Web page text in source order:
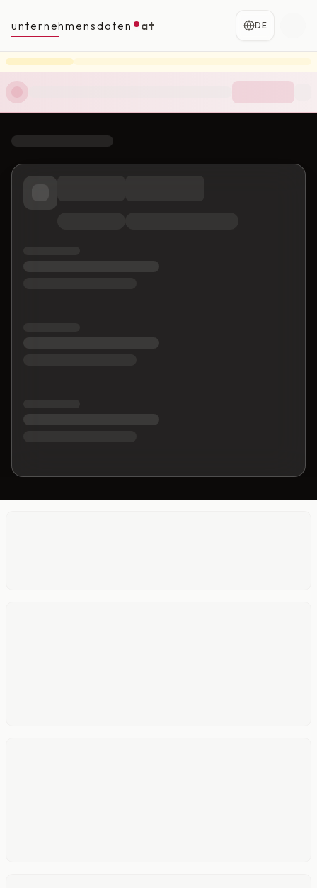
unternehmensdaten at DE